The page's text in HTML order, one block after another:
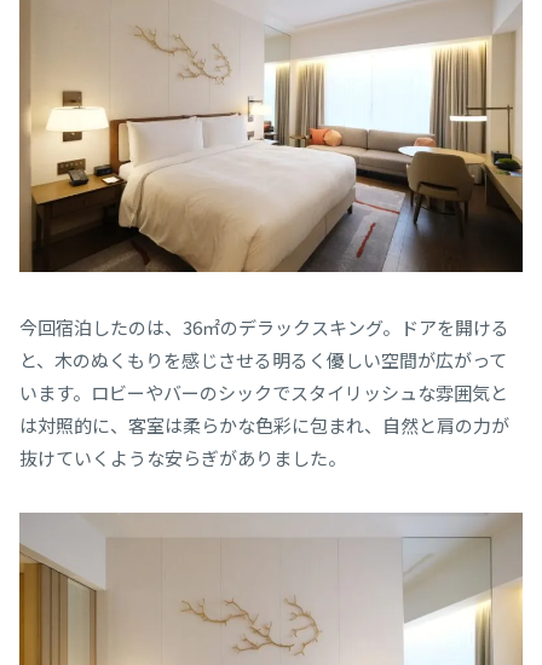
今回宿泊したのは、36㎡のデラックスキング。ドアを開ける
と、木のぬくもりを感じさせる明るく優しい空間が広がって
います。ロビーやバーのシックでスタイリッシュな雰囲気と
は対照的に、客室は柔らかな色彩に包まれ、自然と肩の力が
抜けていくような安らぎがありました。